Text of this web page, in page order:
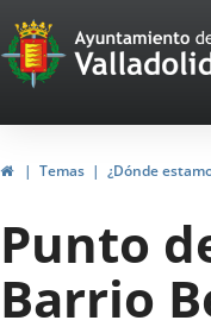
Portal
Web
del
de
Valladolid
InicioTemas ¿Dónde
Punto
Barrio